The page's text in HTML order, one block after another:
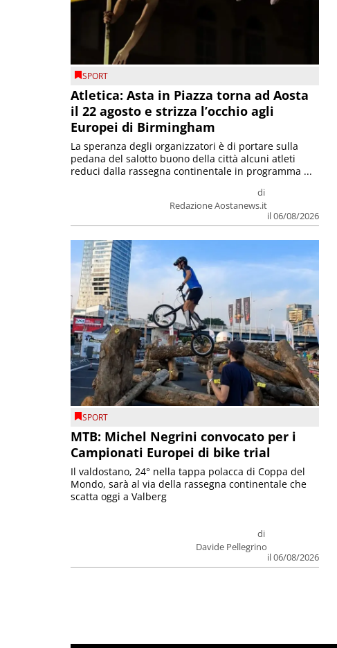
SPORT
Atletica: Asta in Piazza torna ad Aosta
il 22 agosto e strizza l’occhio agli
Europei di Birmingham
di
Redazione Aostanews.it
il 06/08/2026
La speranza degli organizzatori è di portare sulla
pedana del salotto buono della città alcuni atleti
reduci dalla rassegna continentale in programma ...
SPORT
MTB: Michel Negrini convocato per i
Campionati Europei di bike trial
di
Davide Pellegrino
il 06/08/2026
Il valdostano, 24° nella tappa polacca di Coppa del
Mondo, sarà al via della rassegna continentale che
scatta oggi a Valberg